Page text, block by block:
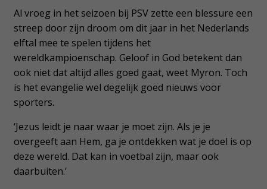
Al vroeg in het seizoen bij PSV zette een blessure een
streep door zijn droom om dit jaar in het Nederlands
elftal mee te spelen tijdens het
wereldkampioenschap. Geloof in God betekent dan
ook niet dat altijd alles goed gaat, weet Myron. Toch
is het evangelie wel degelijk goed nieuws voor
sporters.
‘Jezus leidt je naar waar je moet zijn. Als je je
overgeeft aan Hem, ga je ontdekken wat je doel is op
deze wereld. Dat kan in voetbal zijn, maar ook
daarbuiten.’